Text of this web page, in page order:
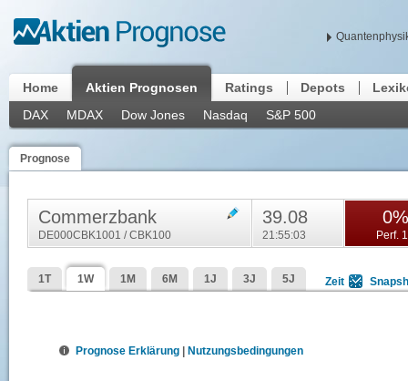
Home
Aktien Prognosen
DAX
MDAX Dow Jones Nasdaq S&P 500
Ratings Depots
Prognose
Commerzbank
DE000CBK1001 / CBK100
39.08
21:55:03
0%
Perf.
1T 1W 1M 6M 1J 3J 5J Zeit
Prognose Erklärung Nutzungsbedingungen